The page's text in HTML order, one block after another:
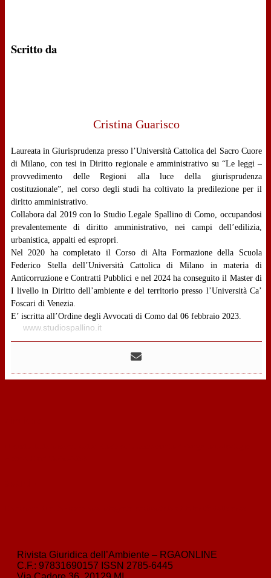
Scritto da
Cristina Guarisco
Laureata in Giurisprudenza presso l’Università Cattolica del Sacro Cuore
di Milano, con tesi in Diritto regionale e amministrativo su “Le leggi –
provvedimento delle Regioni alla luce della giurisprudenza
costituzionale”, nel corso degli studi ha coltivato la predilezione per il
diritto amministrativo.
Collabora dal 2019 con lo Studio Legale Spallino di Como, occupandosi
prevalentemente di diritto amministrativo, nei campi dell’edilizia,
urbanistica, appalti ed espropri.
Nel 2020 ha completato il Corso di Alta Formazione della Scuola
Federico Stella dell’Università Cattolica di Milano in materia di
Anticorruzione e Contratti Pubblici e nel 2024 ha conseguito il Master di
I livello in Diritto dell’ambiente e del territorio presso l’Università Ca’
Foscari di Venezia.
E’ iscritta all’Ordine degli Avvocati di Como dal 06 febbraio 2023.
www.studiospallino.it
Rivista Giuridica dell’Ambiente – RGAONLINE
C.F.: 97831690157 ISSN 2785-6445